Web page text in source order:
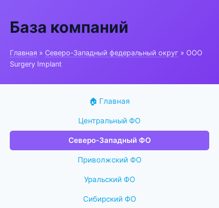
База компаний
Главная » Северо-Западный федеральный округ » ООО
Surgery Implant
🏠 Главная
Центральный ФО
Северо-Западный ФО
Приволжский ФО
Уральский ФО
Сибирский ФО